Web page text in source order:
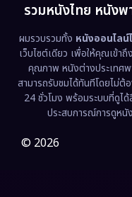
Family ครอบครัว
Fantasy จินตนาการ
Fiction
Film
Gothic
รวมหนังไทย หนังพ
ผมรวบรวมทั้ง หนังออนไลน์
เว็บไซต์เดียว เพื่อให้คุณเข้า
คุณภาพ หนังต่างประเทศ
สามารถรับชมได้ทันทีโดยไม่
24 ชั่วโมง พร้อมระบบที่ดูไ
ประสบการณ์การดูหนั
© 2026